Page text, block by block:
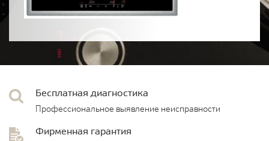
Бесплатная диагностика
Профессиональное выявление неисправности
Фирменная гарантия